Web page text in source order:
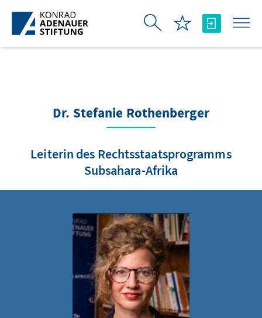
Skip to Main Content
Dr. Stefanie Rothenberger
Leiterin des Rechtsstaatsprogramms
Subsahara-Afrika